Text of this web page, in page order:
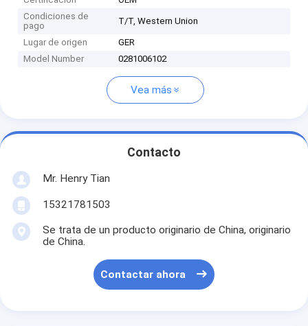
Condiciones de
pago
T/T, Western Union
Lugar de origen
GER
Model Number
0281006102
Vea más
Contacto
Mr. Henry Tian
15321781503
Se trata de un producto originario de China, originario
de China.
Contactar ahora